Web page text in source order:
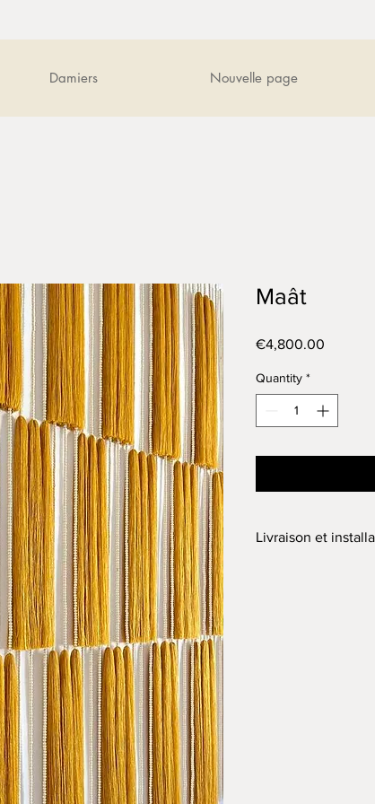
Damiers Nouvelle page
Maât
€4,800.00Price
Quantity *
Livraison et